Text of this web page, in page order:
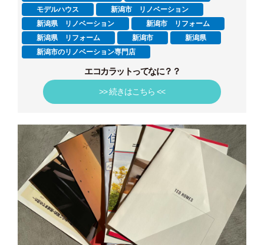
モデルハウス
新潟市 リノベーション
新潟県 リノベーション
新潟市 リフォーム
新潟県 リフォーム
新潟市
新潟県
新潟市のリノベーション専門店
エコカラットってなに？？
>> 続きはこちら <<